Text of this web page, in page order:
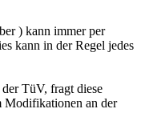
) kann immer per
kann in der Regel jedes
TüV, fragt diese
Modifikationen an der